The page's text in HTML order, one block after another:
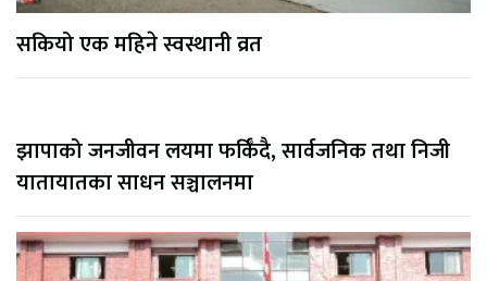
सकियो एक महिने स्वस्थानी व्रत
झापाको जनजीवन लयमा फर्किँदै, सार्वजनिक तथा निजी
यातायातका साधन सञ्चालनमा